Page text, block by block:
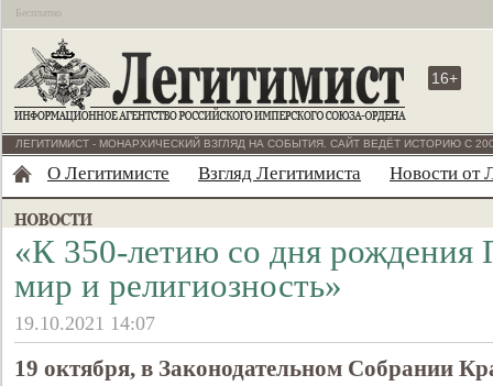
Бесплатно
16+
ЛЕГИТИМИСТ - МОНАРХИЧЕСКИЙ ВЗГЛЯД НА СОБЫТИЯ. САЙТ ВЕДЁТ ИСТОРИЮ С
О Легитимисте Взгляд Легитимиста Новости от
«К 350-летию со дня рождения
мир и религиозность»
19.10.2021 14:07
19 октября, в Законодательном Собрании